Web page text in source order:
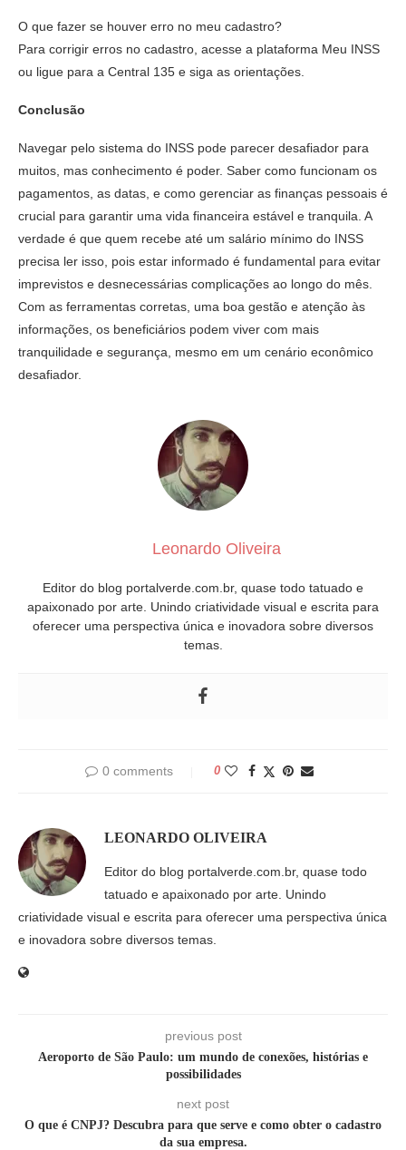
O que fazer se houver erro no meu cadastro?
Para corrigir erros no cadastro, acesse a plataforma Meu INSS
ou ligue para a Central 135 e siga as orientações.
Conclusão
Navegar pelo sistema do INSS pode parecer desafiador para
muitos, mas conhecimento é poder. Saber como funcionam os
pagamentos, as datas, e como gerenciar as finanças pessoais é
crucial para garantir uma vida financeira estável e tranquila. A
verdade é que quem recebe até um salário mínimo do INSS
precisa ler isso, pois estar informado é fundamental para evitar
imprevistos e desnecessárias complicações ao longo do mês.
Com as ferramentas corretas, uma boa gestão e atenção às
informações, os beneficiários podem viver com mais
tranquilidade e segurança, mesmo em um cenário econômico
desafiador.
Leonardo Oliveira
Editor do blog portalverde.com.br, quase todo tatuado e
apaixonado por arte. Unindo criatividade visual e escrita para
oferecer uma perspectiva única e inovadora sobre diversos
temas.
0 comments 0
LEONARDO OLIVEIRA
Editor do blog portalverde.com.br, quase todo
tatuado e apaixonado por arte. Unindo
criatividade visual e escrita para oferecer uma perspectiva única
e inovadora sobre diversos temas.
previous post
Aeroporto de São Paulo: um mundo de conexões, histórias e
possibilidades
next post
O que é CNPJ? Descubra para que serve e como obter o cadastro
da sua empresa.